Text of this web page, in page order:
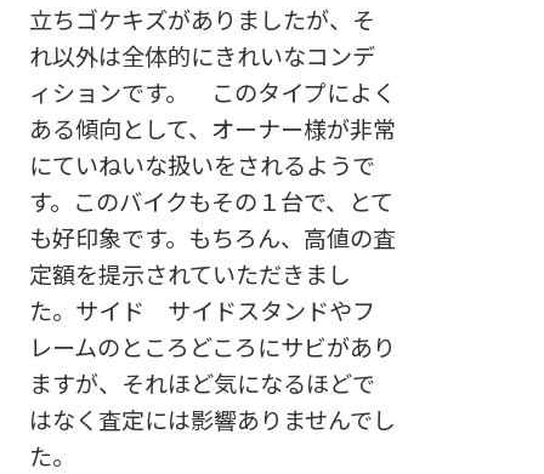
立ちゴケキズがありましたが、そ
れ以外は全体的にきれいなコンデ
ィションです。 このタイプによく
ある傾向として、オーナー様が非常
にていねいな扱いをされるようで
す。このバイクもその１台で、とて
も好印象です。もちろん、高値の査
定額を提示されていただきまし
た。サイド サイドスタンドやフ
レームのところどころにサビがあり
ますが、それほど気になるほどで
はなく査定には影響ありませんでし
た。